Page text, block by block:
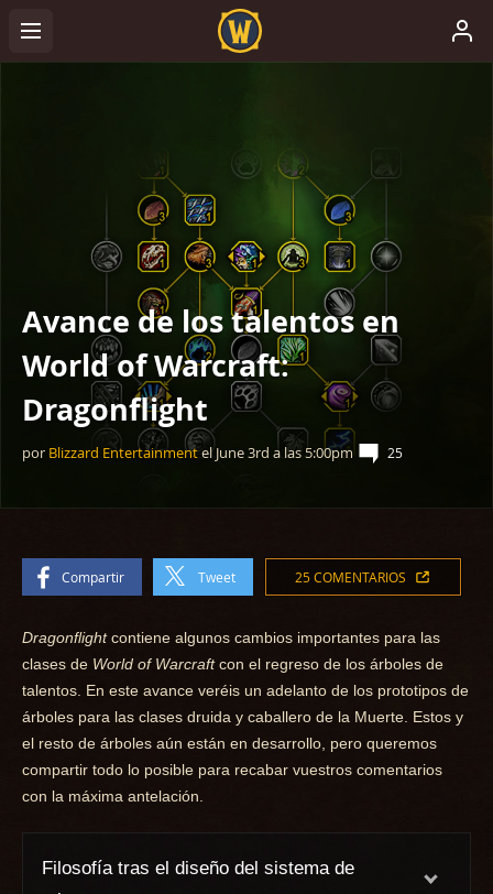
Avance de los talentos en
World of Warcraft:
Dragonflight
por Blizzard EntertainmentelJune 3rd a las5:00pm 25
Compartir Tweet 25 COMENTARIOS
Dragonflightcontiene algunos cambios importantes para las
clases de World of Warcraftcon el regreso de los árboles de
talentos. En este avance veréis un adelanto de los prototipos de
árboles para las clases druida y caballero de la Muerte. Estos y
el resto de árboles aún están en desarrollo, pero queremos
compartir todo lo posible para recabar vuestros comentarios
con la máxima antelación.
Filosofía tras el diseño del sistema de